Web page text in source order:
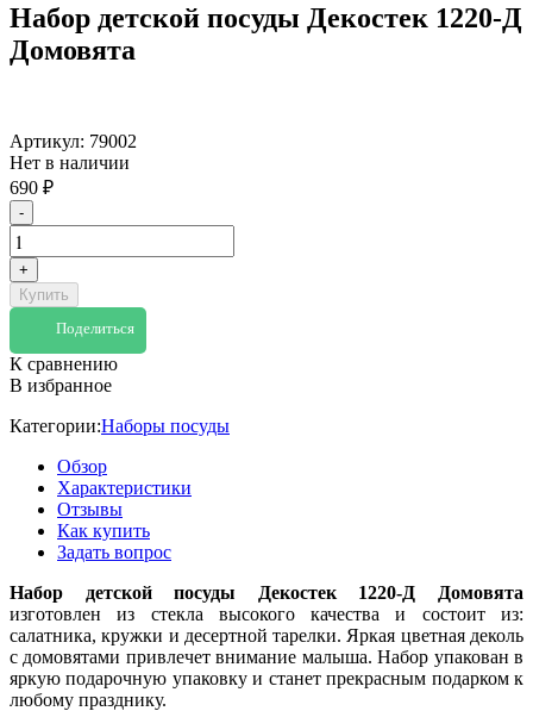
Набор детской посуды Декостек 1220-Д
Домовята
Артикул: 79002
Нет в наличии
690 ₽
-
+
Купить
Поделиться
К сравнению
В избранное
Категории:Наборы посуды
Обзор
Характеристики
Отзывы
Как купить
Задать вопрос
Набор детской посуды Декостек 1220-Д Домовята
изготовлен из стекла высокого качества и состоит из:
салатника, кружки и десертной тарелки. Яркая цветная деколь
с домовятами привлечет внимание малыша. Набор упакован в
яркую подарочную упаковку и станет прекрасным подарком к
любому празднику.